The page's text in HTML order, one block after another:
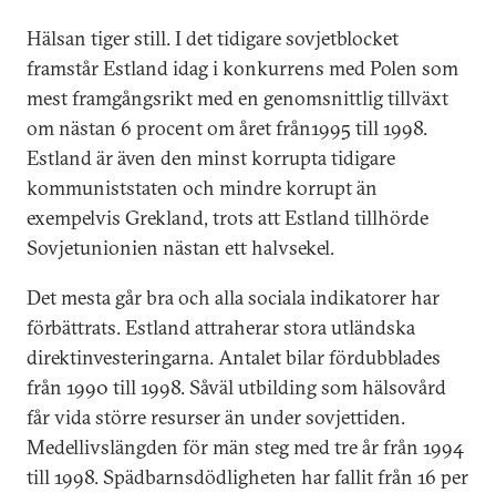
Hälsan tiger still. I det tidigare sovjetblocket
framstår Estland idag i konkurrens med Polen som
mest framgångsrikt med en genomsnittlig tillväxt
om nästan 6 procent om året från1995 till 1998.
Estland är även den minst korrupta tidigare
kommuniststaten och mindre korrupt än
exempelvis Grekland, trots att Estland tillhörde
Sovjetunionien nästan ett halvsekel.
Det mesta går bra och alla sociala indikatorer har
förbättrats. Estland attraherar stora utländska
direktinvesteringarna. Antalet bilar fördubblades
från 1990 till 1998. Såväl utbilding som hälsovård
får vida större resurser än under sovjettiden.
Medellivslängden för män steg med tre år från 1994
till 1998. Spädbarnsdödligheten har fallit från 16 per